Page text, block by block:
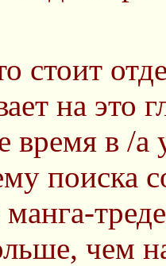
стоит
на это
время в /а
поиска
манга-
чем